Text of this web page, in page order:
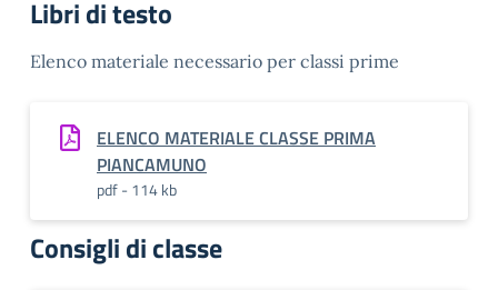
Libri di testo
Elenco materiale necessario per classi prime
ELENCO MATERIALE CLASSE PRIMA
PIANCAMUNO
pdf - 114 kb
Consigli di classe